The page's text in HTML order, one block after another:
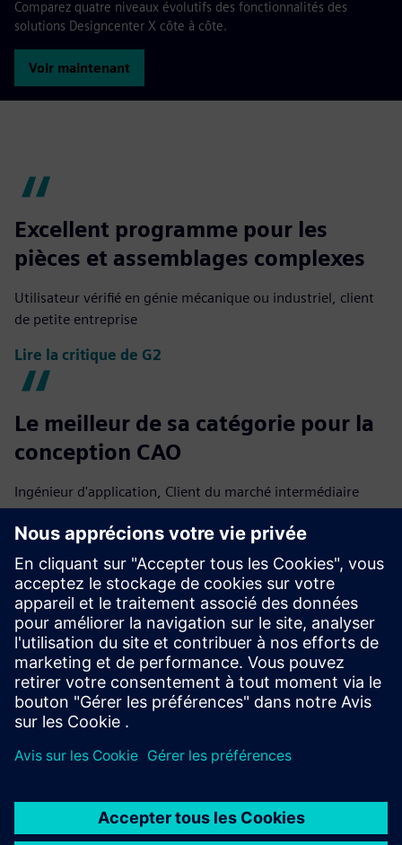
Comparez quatre niveaux évolutifs des fonctionnalités des
solutions Designcenter X côte à côte.
Voir maintenant
Excellent programme pour les
pièces et assemblages complexes
Utilisateur vérifié en génie mécanique ou industriel, client
de petite entreprise
Lire la critique de G2
Le meilleur de sa catégorie pour la
conception CAO
Ingénieur d'application, Client du marché intermédiaire
Lire la critique de G2
Plateforme flexible avec divers
add-ons
Brendan M., Client d'entreprise
Lire la critique de G2